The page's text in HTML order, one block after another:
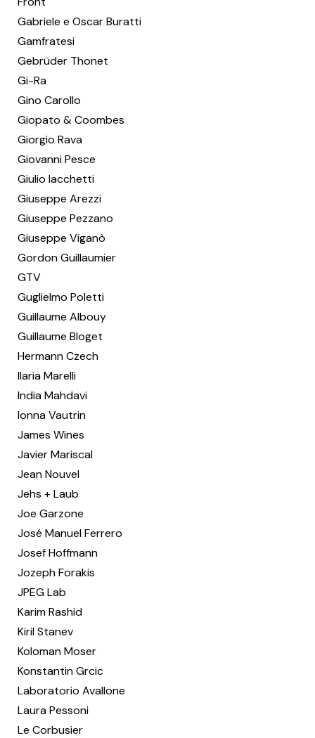
Gabriele e Oscar Buratti
Gamfratesi
Gebrüder Thonet
Gi-Ra
Gino Carollo
Giopato & Coombes
Giorgio Rava
Giovanni Pesce
Giulio Iacchetti
Giuseppe Arezzi
Giuseppe Pezzano
Giuseppe Viganò
Gordon Guillaumier
GTV
Guglielmo Poletti
Guillaume Albouy
Guillaume Bloget
Hermann Czech
Ilaria Marelli
India Mahdavi
Ionna Vautrin
James Wines
Javier Mariscal
Jean Nouvel
Jehs + Laub
Joe Garzone
José Manuel Ferrero
Josef Hoffmann
Jozeph Forakis
JPEG Lab
Karim Rashid
Kiril Stanev
Koloman Moser
Konstantin Grcic
Laboratorio Avallone
Laura Pessoni
Le Corbusier